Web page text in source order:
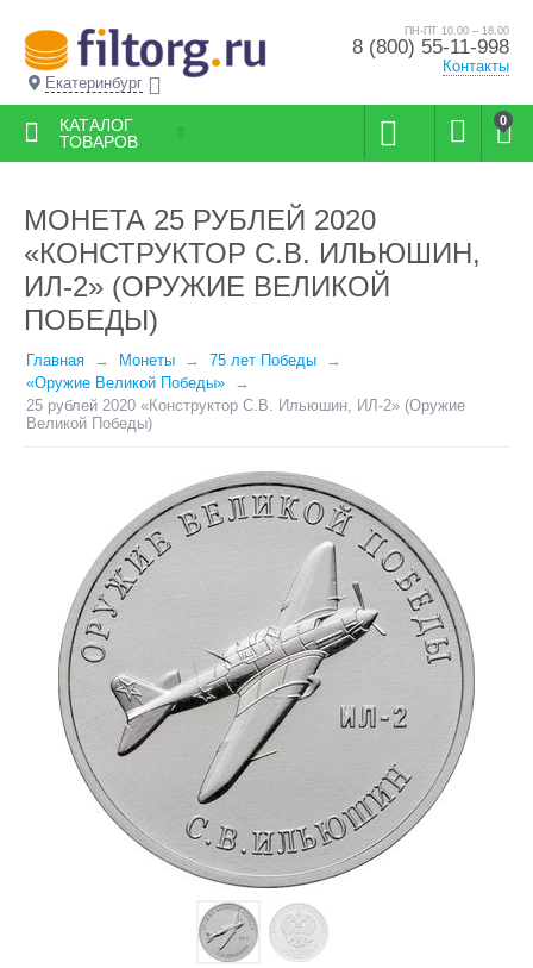
Екатеринбург
ПН-ПТ 10.00 – 18.00
8 (800) 55-11-998
Контакты
0
КАТАЛОГ
ТОВАРОВ
МОНЕТА 25 РУБЛЕЙ 2020
«КОНСТРУКТОР С.В. ИЛЬЮШИН,
ИЛ-2» (ОРУЖИЕ ВЕЛИКОЙ
ПОБЕДЫ)
Главная Монеты
75 лет Победы
«Оружие Великой Победы»
25 рублей 2020 «Конструктор С.В. Ильюшин, ИЛ-2» (Оружие
Великой Победы)